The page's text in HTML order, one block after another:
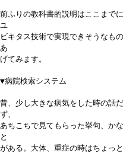
前ふりの教科書的説明はここまで
ユ
ビキタス技術で実現できそうなも
あ
げてみます。
▼病院検索システム
昔、少し大きな病気をした時の話
ず、
あちこちで見てもらった挙句、か
と
がある。大体、重症の時はちょっ